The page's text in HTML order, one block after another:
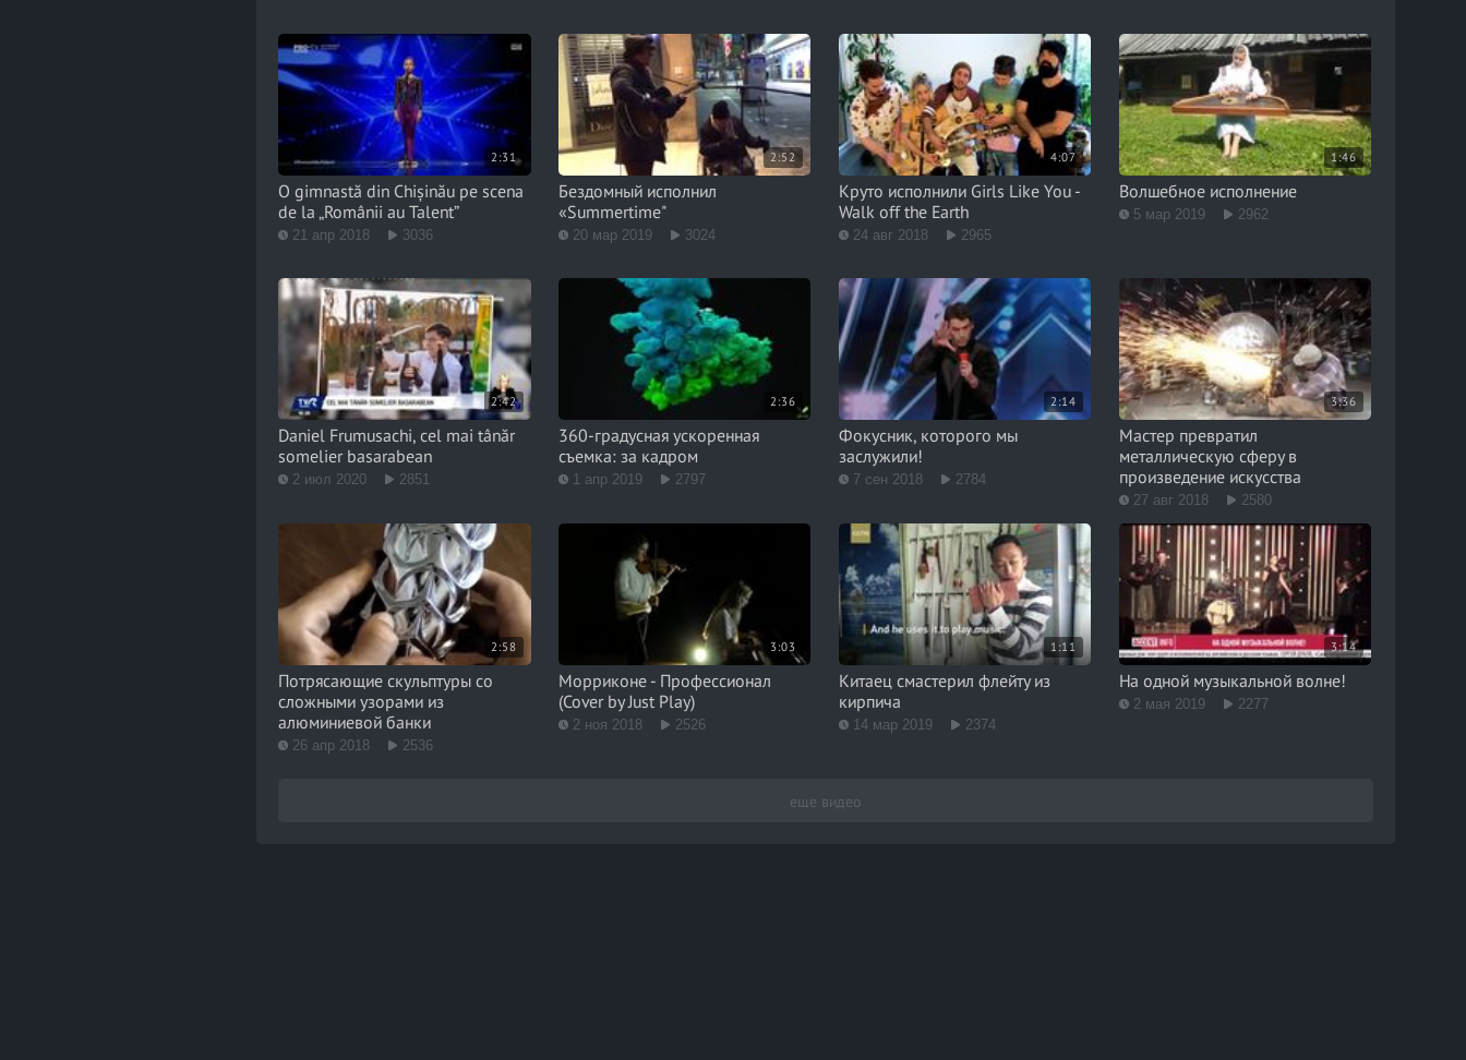
2:31
O gimnastă din Chișinău pe scena
de la „Românii au Talent”
21 апр 2018 3036
2:52
Бездомный исполнил
«Summertime"
20 мар 2019 3024
4:07
Круто исполнили Girls Like You -
Walk off the Earth
24 авг 2018 2965
1:46
Волшебное исполнение
5 мар 2019 2962
2:42
Daniel Frumusachi, cel mai tânăr
somelier basarabean
2 июл 2020 2851
2:36
360-градусная ускоренная
съемка: за кадром
1 апр 2019 2797
2:14
Фокусник, которого мы
заслужили!
7 сен 2018 2784
3:36
Мастер превратил
металлическую сферу в
произведение искусства
27 авг 2018 2580
2:58
Потрясающие скульптуры со
сложными узорами из
алюминиевой банки
26 апр 2018 2536
3:03
Морриконе - Профессионал
(Cover by Just Play)
2 ноя 2018 2526
1:11
Китаец смастерил флейту из
кирпича
14 мар 2019 2374
3:14
На одной музыкальной волне!
2 мая 2019 2277
еще видео